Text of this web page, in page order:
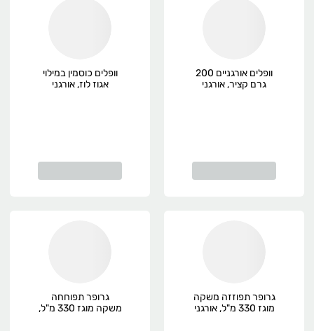
וופלים אורגניים 200
גרם קציר, אורגני
וופלים כוסמין במילוי
אגוז לוז, אורגני
גרופר תפוזזה משקה
מוגז 330 מ"ל, אורגני
גרופר תפוחחה
משקה מוגז 330 מ"ל,